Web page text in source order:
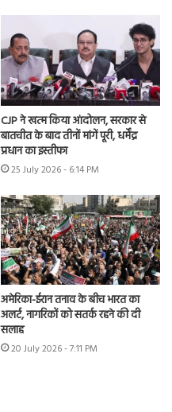
CJP ने खत्म किया आंदोलन, सरकार से
बातचीत के बाद तीनों मांगें पूरी, धर्मेंद्र
प्रधान का इस्तीफा
25 July 2026 - 6:14 PM
अमेरिका-ईरान तनाव के बीच भारत का
अलर्ट, नागरिकों को सतर्क रहने की दी
सलाह
20 July 2026 - 7:11 PM